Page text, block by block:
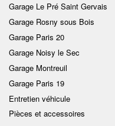
Garage Le Pré Saint Gervais
Garage Rosny sous Bois
Garage Paris 20
Garage Noisy le Sec
Garage Montreuil
Garage Paris 19
Entretien véhicule
Pièces et accessoires